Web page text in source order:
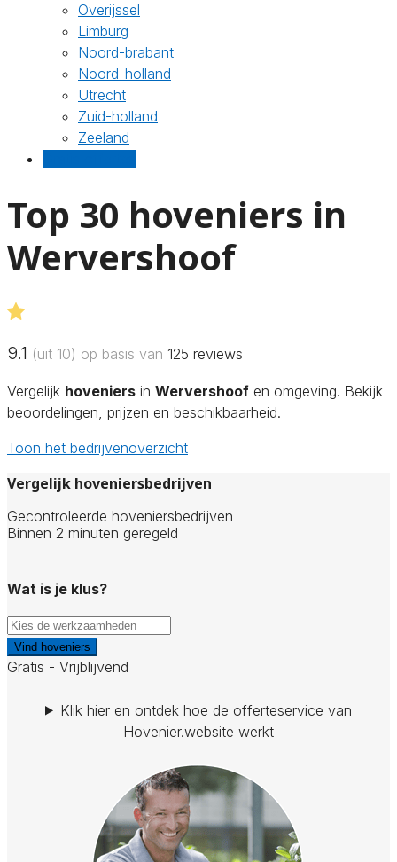
Overijssel
Limburg
Noord-brabant
Noord-holland
Utrecht
Zuid-holland
Zeeland
Top 30 hoveniers in
Wervershoof
9.1 (uit 10) op basis van 125 reviews
Vergelijk hoveniers in Wervershoof en omgeving. Bekijk
beoordelingen, prijzen en beschikbaarheid.
Toon het bedrijvenoverzicht
Vergelijk hoveniersbedrijven
Gecontroleerde hoveniersbedrijven
Binnen 2 minuten geregeld
Wat is je klus?
Vind hoveniers
Gratis - Vrijblijvend
Klik hier en ontdek hoe de offerteservice van
Hovenier.website werkt